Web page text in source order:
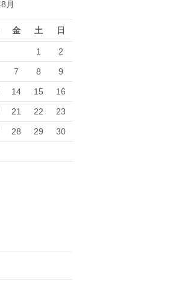
月
金 土 日
1 2
7 8 9
14 15 16
21 22 23
28 29 30